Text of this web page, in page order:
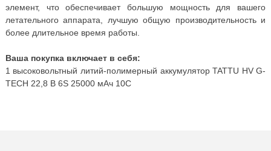
элемент, что обеспечивает большую мощность для вашего
летательного аппарата, лучшую общую производительность и
более длительное время работы.
Ваша покупка включает в себя:
1 высоковольтный литий-полимерный аккумулятор TATTU HV G-
TECH 22,8 В 6S 25000 мАч 10C